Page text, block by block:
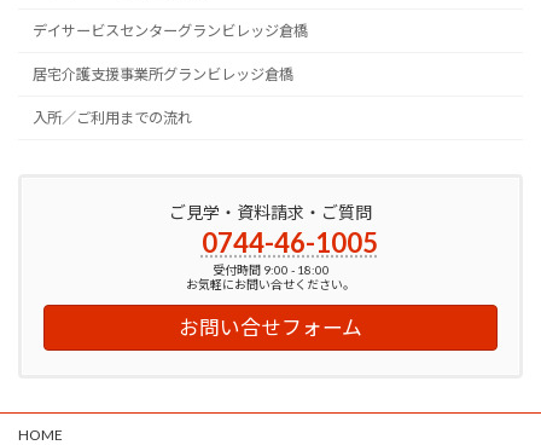
デイサービスセンターグランビレッジ倉橋
居宅介護支援事業所グランビレッジ倉橋
入所／ご利用までの流れ
ご見学・資料請求・ご質問
0744-46-1005
受付時間 9:00 - 18:00
お気軽にお問い合せください。
お問い合せフォーム
HOME